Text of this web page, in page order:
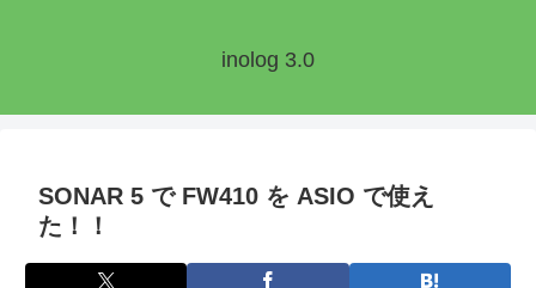
inolog 3.0
SONAR 5 で FW410 を ASIO で使え
た！！